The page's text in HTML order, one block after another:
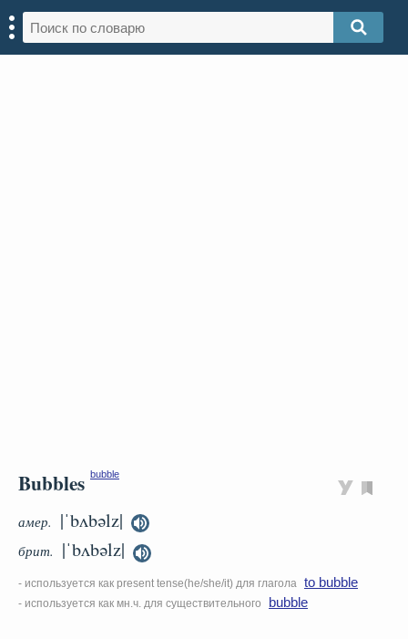
Bubbles bubble
амер. |ˈbʌbəlz|
брит. |ˈbʌbəlz|
- используется как present tense(he/she/it) для глагола to bubble
- используется как мн.ч. для существительного bubble